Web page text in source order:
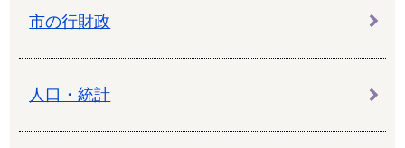
市の行財政
人口・統計